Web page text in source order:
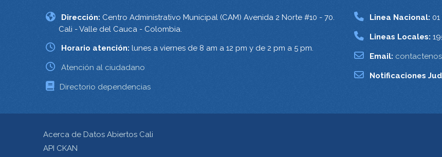
Dirección: Centro Administrativo Municipal (CAM) Avenida 2 Norte #10 - 70.
Cali - Valle del Cauca - Colombia.
Horario atención: lunes a viernes de 8 am a 12 pm y de 2 pm a 5 pm.
Atención al ciudadano
Directorio dependencias
Linea Nacional:
Lineas Locales:
Email:
Notificaciones
Acerca de Datos Abiertos Cali
API CKAN